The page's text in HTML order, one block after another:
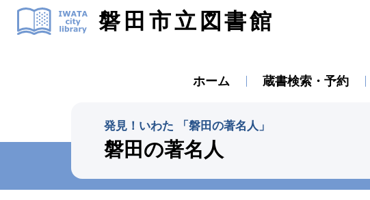
磐田市立図書館
ホーム 蔵書検索・予約
発見！いわた 「磐田の著名人」
磐田の著名人